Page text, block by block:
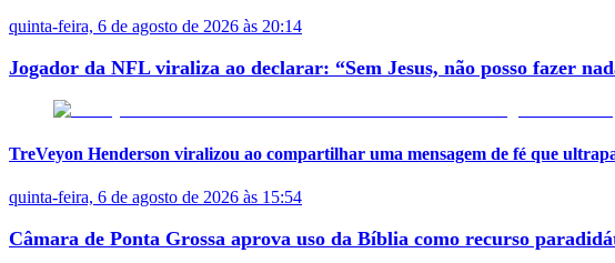
quinta-feira, 6 de agosto de 2026 às 20:14
Jogador da NFL viraliza ao declarar: “Sem Jesus, não posso fazer
TreVeyon Henderson viralizou ao compartilhar uma mensagem de fé que
quinta-feira, 6 de agosto de 2026 às 15:54
Câmara de Ponta Grossa aprova uso da Bíblia como recurso